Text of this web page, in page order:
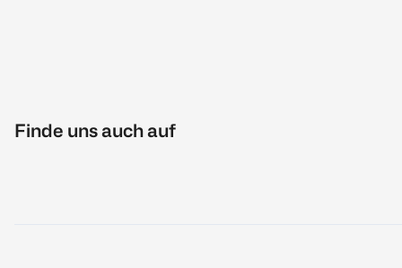
Finde uns auch auf